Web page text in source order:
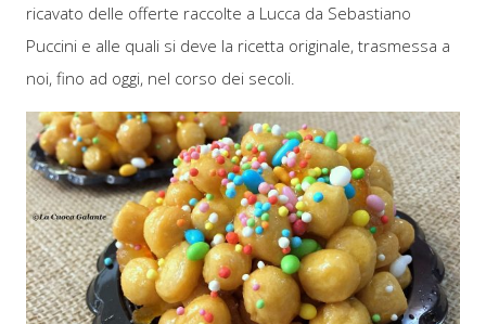
ricavato delle offerte raccolte a Lucca da Sebastiano
Puccini e alle quali si deve la ricetta originale, trasmessa a
noi, fino ad oggi, nel corso dei secoli.